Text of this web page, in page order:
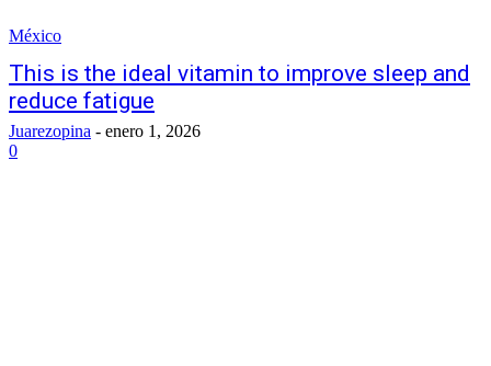
México
This is the ideal vitamin to improve sleep and
reduce fatigue
Juarezopina - enero 1, 2026
0